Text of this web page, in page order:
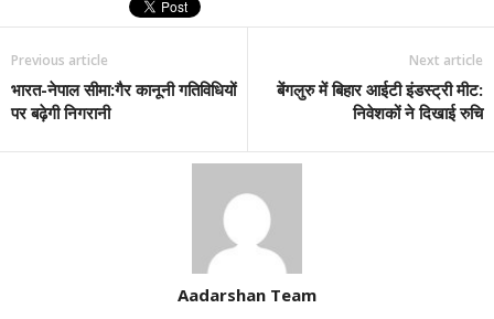
Previous article
भारत-नेपाल सीमा:गैर कानूनी गतिविधियों
पर बढ़ेगी निगरानी
Next article
बेंगलुरु में बिहार आईटी इंडस्ट्री मीट:
निवेशकों ने दिखाई रुचि
Aadarshan Team